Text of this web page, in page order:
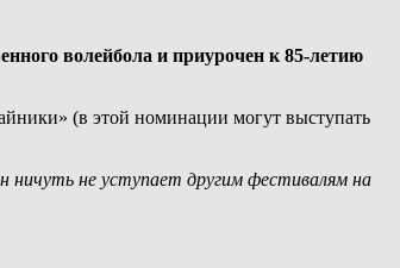
волейбола и приурочен к 85-летию
(в этой номинации могут выступать
ничуть не уступает другим фестивалям на